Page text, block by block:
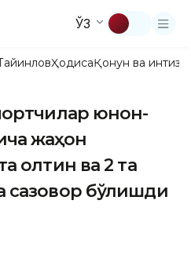
ЎЗ
ҲодисаҚонун ва
юнон-
жаҳон
олтин ва 2 та
сазовор бўлишди